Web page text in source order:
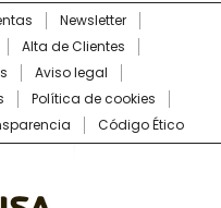
Newsletter
Alta de Clientes
Aviso legal
Política de cookies
Código Ético